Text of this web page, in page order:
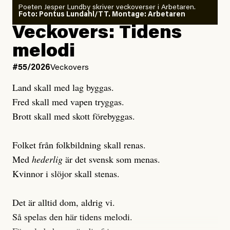
Publicerad6 August, 2026
Uppdaterad7 August, 2026
Joel Kellgren
Publicerad3 August, 2026
Uppdaterad3 August, 2026
Poeten Jesper Lundby skriver veckoverser i Arbetaren.
Foto: Pontus Lundahl/TT. Montage: Arbetaren
Veckovers: Tidens
melodi
#55/2026Veckovers
Land skall med lag byggas.
Fred skall med vapen tryggas.
Brott skall med skott förebyggas.
Folket från folkbildning skall renas.
Med hederlig är det svensk som menas.
Kvinnor i slöjor skall stenas.
Det är alltid dom, aldrig vi.
Så spelas den här tidens melodi.